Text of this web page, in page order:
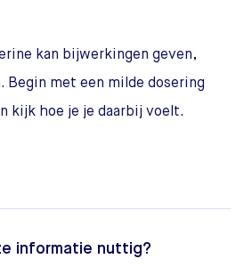
kan bijwerkingen geven,
Begin met een milde dosering
kijk hoe je je daarbij voelt.
informatie nuttig?